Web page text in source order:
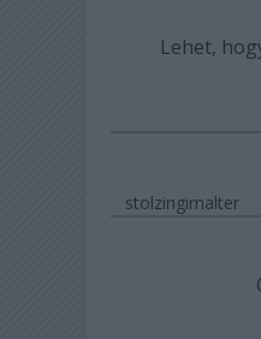
Lehet,
stolzingimalter